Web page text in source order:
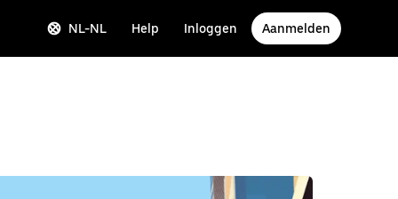
NL-NL Help Inloggen Aanmelden